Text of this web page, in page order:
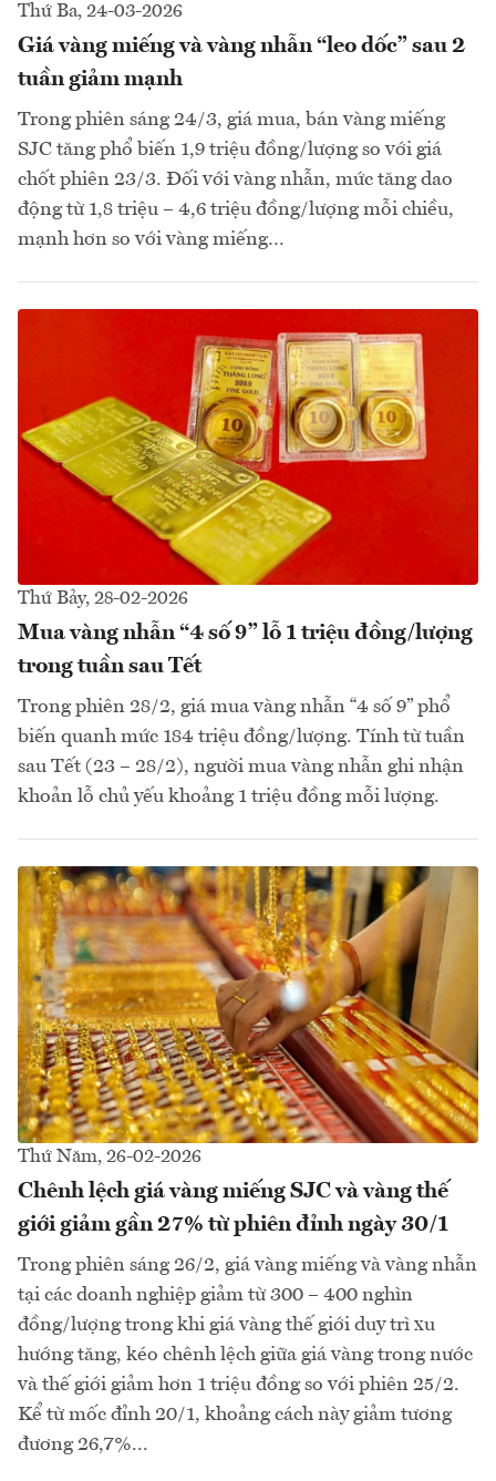
Thứ Ba, 24-03-2026
Giá vàng miếng và vàng nhẫn “leo dốc” sau 2
tuần giảm mạnh
Trong phiên sáng 24/3, giá mua, bán vàng miếng
SJC tăng phổ biến 1,9 triệu đồng/lượng so với giá
chốt phiên 23/3. Đối với vàng nhẫn, mức tăng dao
động từ 1,8 triệu – 4,6 triệu đồng/lượng mỗi chiều,
mạnh hơn so với vàng miếng…
Thứ Bảy, 28-02-2026
Mua vàng nhẫn “4 số 9” lỗ 1 triệu đồng/lượng
trong tuần sau Tết
Trong phiên 28/2, giá mua vàng nhẫn “4 số 9” phổ
biến quanh mức 184 triệu đồng/lượng. Tính từ tuần
sau Tết (23 – 28/2), người mua vàng nhẫn ghi nhận
khoản lỗ chủ yếu khoảng 1 triệu đồng mỗi lượng.
Thứ Năm, 26-02-2026
Chênh lệch giá vàng miếng SJC và vàng thế
giới giảm gần 27% từ phiên đỉnh ngày 30/1
Trong phiên sáng 26/2, giá vàng miếng và vàng nhẫn
tại các doanh nghiệp giảm từ 300 – 400 nghìn
đồng/lượng trong khi giá vàng thế giới duy trì xu
hướng tăng, kéo chênh lệch giữa giá vàng trong nước
và thế giới giảm hơn 1 triệu đồng so với phiên 25/2.
Kể từ mốc đỉnh 20/1, khoảng cách này giảm tương
đương 26,7%...